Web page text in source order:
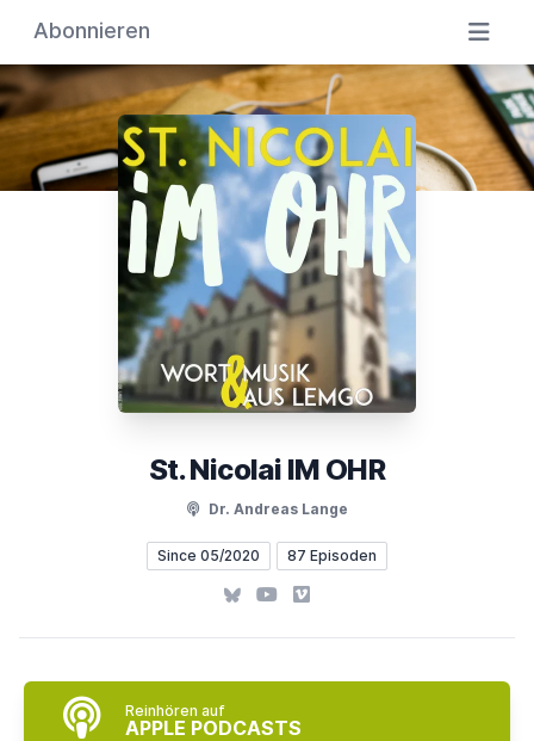
Abonnieren
St. Nicolai IM OHR
Dr. Andreas Lange
Since 05/2020 87 Episoden
BlueskyYouTube
Vimeo
Reinhören auf
APPLE PODCASTS